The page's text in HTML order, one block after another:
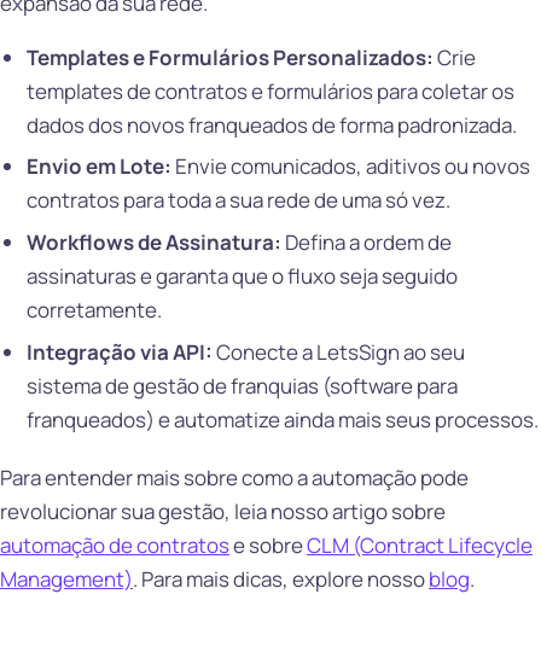
Templates e Formulários Personalizados: Crie
templates de contratos e formulários para coletar os
dados dos novos franqueados de forma padronizada.
Envio em Lote: Envie comunicados, aditivos ou novos
contratos para toda a sua rede de uma só vez.
Workflows de Assinatura: Defina a ordem de
assinaturas e garanta que o fluxo seja seguido
corretamente.
Integração via API: Conecte a LetsSign ao seu
sistema de gestão de franquias (software para
franqueados) e automatize ainda mais seus processos.
Para entender mais sobre como a automação pode
revolucionar sua gestão, leia nosso artigo sobre
automação de contratose sobreCLM (Contract Lifecycle
Management). Para mais dicas, explore nossoblog.